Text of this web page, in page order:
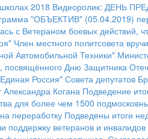
2018 Видеоролик: ДЕНЬ
"ОБЪЕКТИВ" (05.04.2019)
с Ветераном боевых действий,
Член местного политсовета
Автомобильной Техники"
посвящённого Дню Защитника
Россия" Совета депутатов
Когана Подведение
для более чем 1500
переработку Подведены итоги
поддержку ветеранов и инвалидов